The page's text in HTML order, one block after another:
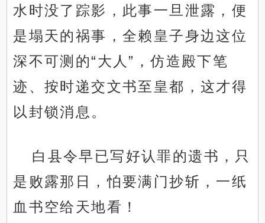
水时没了踪影，此事一旦泄露，便
是塌天的祸事，全赖皇子身边这位
深不可测的“大人”，仿造殿下笔
迹、按时递交文书至皇都，这才得
以封锁消息。
白县令早已写好认罪的遗书，只
是败露那日，怕要满门抄斩，一纸
血书空给天地看！